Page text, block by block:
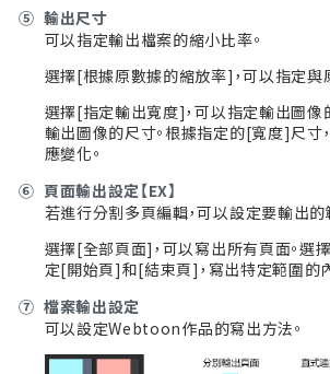
⑤ 輸出尺寸
可以指定輸出檔案的縮小比率。
選擇[根據原數據的縮放率]，可以指定與
選擇[指定輸出寬度]，可以指定輸出圖像
輸出圖像的尺寸。根據指定的[寬度]尺寸
應變化。
⑥ 頁面輸出設定【EX】
若進行分割多頁編輯，可以設定要輸出的
選擇[全部頁面]，可以寫出所有頁面。選
定[開始頁]和[結束頁]，寫出特定範圍的
⑦ 檔案輸出設定
可以設定Webtoon作品的寫出方法。